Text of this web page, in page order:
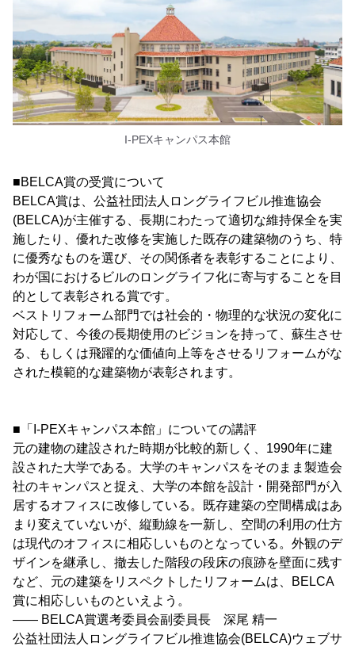
I-PEXキャンパス本館
■BELCA賞の受賞について
BELCA賞は、公益社団法人ロングライフビル推進協会
(BELCA)が主催する、長期にわたって適切な維持保全を実
施したり、優れた改修を実施した既存の建築物のうち、特
に優秀なものを選び、その関係者を表彰することにより、
わが国におけるビルのロングライフ化に寄与することを目
的として表彰される賞です。
ベストリフォーム部門では社会的・物理的な状況の変化に
対応して、今後の長期使用のビジョンを持って、蘇生させ
る、もしくは飛躍的な価値向上等をさせるリフォームがな
された模範的な建築物が表彰されます。
■「I-PEXキャンパス本館」についての講評
元の建物の建設された時期が比較的新しく、1990年に建
設された大学である。大学のキャンパスをそのまま製造会
社のキャンパスと捉え、大学の本館を設計・開発部門が入
居するオフィスに改修している。既存建築の空間構成はあ
まり変えていないが、縦動線を一新し、空間の利用の仕方
は現代のオフィスに相応しいものとなっている。外観のデ
ザインを継承し、撤去した階段の段床の痕跡を壁面に残す
など、元の建築をリスペクトしたリフォームは、BELCA
賞に相応しいものといえよう。
―― BELCA賞選考委員会副委員長 深尾 精一
公益社団法人ロングライフビル推進協会(BELCA)ウェブサ